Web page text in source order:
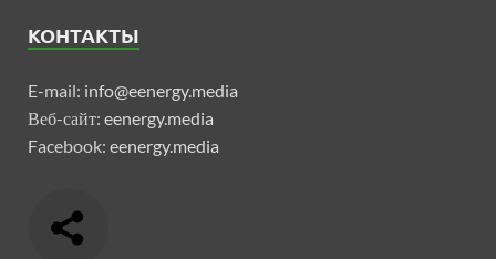
КОНТАКТЫ
E-mail: info@eenergy.media
Веб-сайт: eenergy.media
Facebook: eenergy.media